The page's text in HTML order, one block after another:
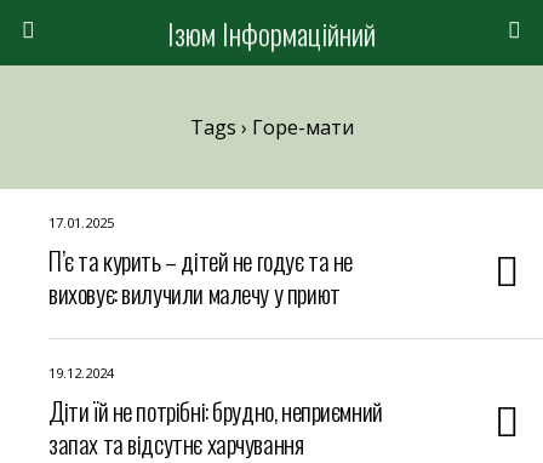
Ізюм Інформаційний
Tags › Горе-мати
17.01.2025
П’є та курить – дітей не годує та не
виховує: вилучили малечу у приют
19.12.2024
Діти їй не потрібні: брудно, неприємний
запах та відсутнє харчування